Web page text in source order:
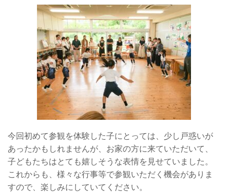
今回初めて参観を体験した子にとっては、少し戸惑いが
あったかもしれませんが、お家の方に来ていただいて、
子どもたちはとても嬉しそうな表情を見せていました。
これからも、様々な行事等で参観いただく機会がありま
すので、楽しみにしていてください。